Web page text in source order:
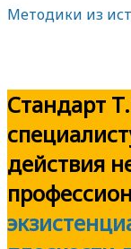
Методики из
Стандарт
действия